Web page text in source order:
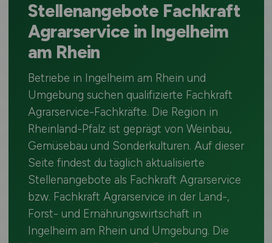
Stellenangebote Fachkraft
Agrarservice in Ingelheim
am Rhein
Betriebe in Ingelheim am Rhein und
Umgebung suchen qualifizierte Fachkraft
Agrarservice-Fachkräfte. Die Region in
Rheinland-Pfalz ist geprägt von Weinbau,
Gemüsebau und Sonderkulturen. Auf dieser
Seite findest du täglich aktualisierte
Stellenangebote als Fachkraft Agrarservice
bzw. Fachkraft Agrarservice in der Land-,
Forst- und Ernährungswirtschaft in
Ingelheim am Rhein und Umgebung. Die